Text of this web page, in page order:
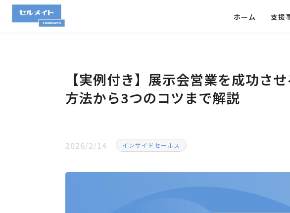
ホーム 支援
【実例付き】展示会営業を成功さ
方法から3つのコツまで解説
2026/2/14 インサイドセールス